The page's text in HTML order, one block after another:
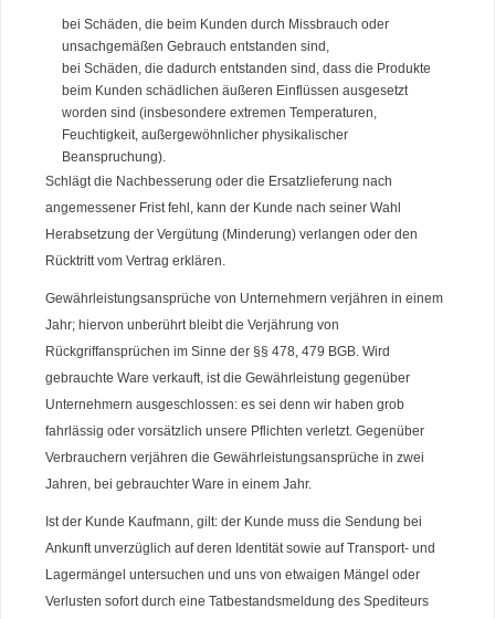
bei Schäden, die beim Kunden durch Missbrauch oder
unsachgemäßen Gebrauch entstanden sind,
bei Schäden, die dadurch entstanden sind, dass die Produkte
beim Kunden schädlichen äußeren Einflüssen ausgesetzt
worden sind (insbesondere extremen Temperaturen,
Feuchtigkeit, außergewöhnlicher physikalischer
Beanspruchung).
Schlägt die Nachbesserung oder die Ersatzlieferung nach
angemessener Frist fehl, kann der Kunde nach seiner Wahl
Herabsetzung der Vergütung (Minderung) verlangen oder den
Rücktritt vom Vertrag erklären.
Gewährleistungsansprüche von Unternehmern verjähren in einem
Jahr; hiervon unberührt bleibt die Verjährung von
Rückgriffansprüchen im Sinne der §§ 478, 479 BGB. Wird
gebrauchte Ware verkauft, ist die Gewährleistung gegenüber
Unternehmern ausgeschlossen: es sei denn wir haben grob
fahrlässig oder vorsätzlich unsere Pflichten verletzt. Gegenüber
Verbrauchern verjähren die Gewährleistungsansprüche in zwei
Jahren, bei gebrauchter Ware in einem Jahr.
Ist der Kunde Kaufmann, gilt: der Kunde muss die Sendung bei
Ankunft unverzüglich auf deren Identität sowie auf Transport- und
Lagermängel untersuchen und uns von etwaigen Mängel oder
Verlusten sofort durch eine Tatbestandsmeldung des Spediteurs